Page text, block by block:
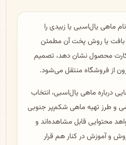
ماهی یال‌اسبی یا زبیدی را
بافت یا روش پخت آن مطمئن
محصول نشان دهد، تصمیم
از فروشگاه منتقل می‌شود.
درباره ماهی یال‌اسبی، انتخاب
و طرز تهیه ماهی شکم‌پر جنوبی
محتوایی قابل مشاهده‌اند و
و آموزش در کنار هم قرار